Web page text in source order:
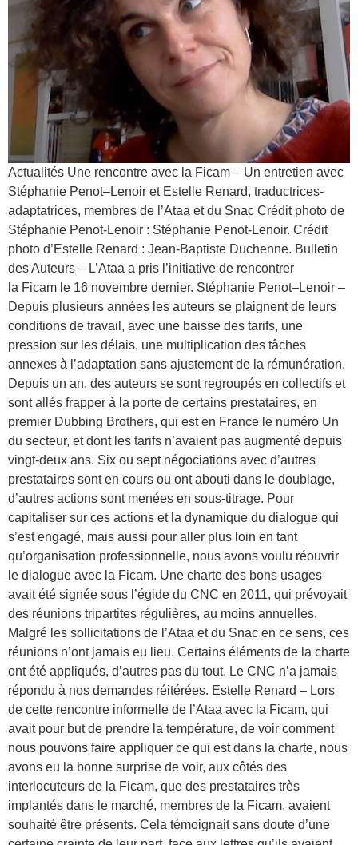
Actualités Une rencontre avec la Ficam – Un entretien avec
Stéphanie Penot–Lenoir et Estelle Renard, traductrices-
adaptatrices, membres de l’Ataa et du Snac Crédit photo de
Stéphanie Penot-Lenoir : Stéphanie Penot-Lenoir. Crédit
photo d’Estelle Renard : Jean-Baptiste Duchenne. Bulletin
des Auteurs – L’Ataa a pris l’initiative de rencontrer
la Ficam le 16 novembre dernier. Stéphanie Penot–Lenoir –
Depuis plusieurs années les auteurs se plaignent de leurs
conditions de travail, avec une baisse des tarifs, une
pression sur les délais, une multiplication des tâches
annexes à l’adaptation sans ajustement de la rémunération.
Depuis un an, des auteurs se sont regroupés en collectifs et
sont allés frapper à la porte de certains prestataires, en
premier Dubbing Brothers, qui est en France le numéro Un
du secteur, et dont les tarifs n’avaient pas augmenté depuis
vingt-deux ans. Six ou sept négociations avec d’autres
prestataires sont en cours ou ont abouti dans le doublage,
d’autres actions sont menées en sous-titrage. Pour
capitaliser sur ces actions et la dynamique du dialogue qui
s’est engagé, mais aussi pour aller plus loin en tant
qu’organisation professionnelle, nous avons voulu réouvrir
le dialogue avec la Ficam. Une charte des bons usages
avait été signée sous l’égide du CNC en 2011, qui prévoyait
des réunions tripartites régulières, au moins annuelles.
Malgré les sollicitations de l’Ataa et du Snac en ce sens, ces
réunions n’ont jamais eu lieu. Certains éléments de la charte
ont été appliqués, d’autres pas du tout. Le CNC n’a jamais
répondu à nos demandes réitérées. Estelle Renard – Lors
de cette rencontre informelle de l’Ataa avec la Ficam, qui
avait pour but de prendre la température, de voir comment
nous pouvons faire appliquer ce qui est dans la charte, nous
avons eu la bonne surprise de voir, aux côtés des
interlocuteurs de la Ficam, que des prestataires très
implantés dans le marché, membres de la Ficam, avaient
souhaité être présents. Cela témoignait sans doute d’une